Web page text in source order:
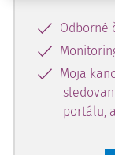
Odborné
Moja
portálu,